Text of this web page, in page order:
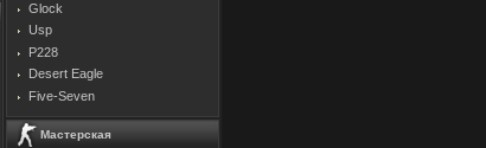
Glock
Usp
P228
Desert Eagle
Five-Seven
Мастерская